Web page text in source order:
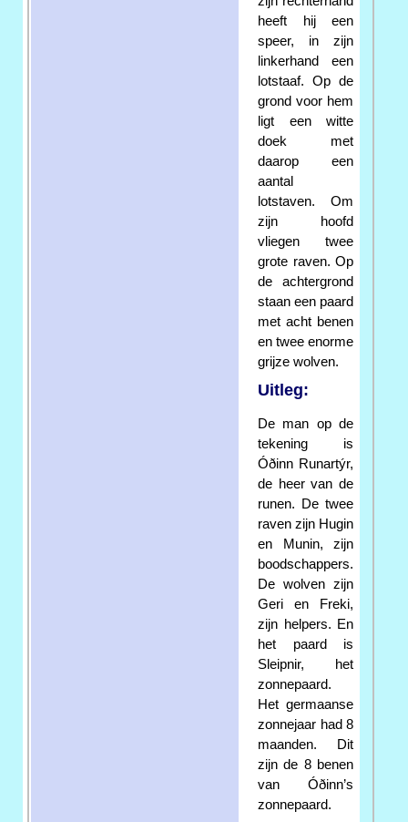
heeft hij een
speer, in zijn
linkerhand een
lotstaaf. Op de
grond voor hem
ligt een witte
doek met
daarop een
aantal
lotstaven. Om
zijn hoofd
vliegen twee
grote raven. Op
de achtergrond
staan een paard
met acht benen
en twee enorme
grijze wolven.
Uitleg:
De man op de
tekening is
Óðinn Runartýr,
de heer van de
runen. De twee
raven zijn Hugin
en Munin, zijn
boodschappers.
De wolven zijn
Geri en Freki,
zijn helpers. En
het paard is
Sleipnir, het
zonnepaard.
Het germaanse
zonnejaar had 8
maanden. Dit
zijn de 8 benen
van Óðinn’s
zonnepaard.